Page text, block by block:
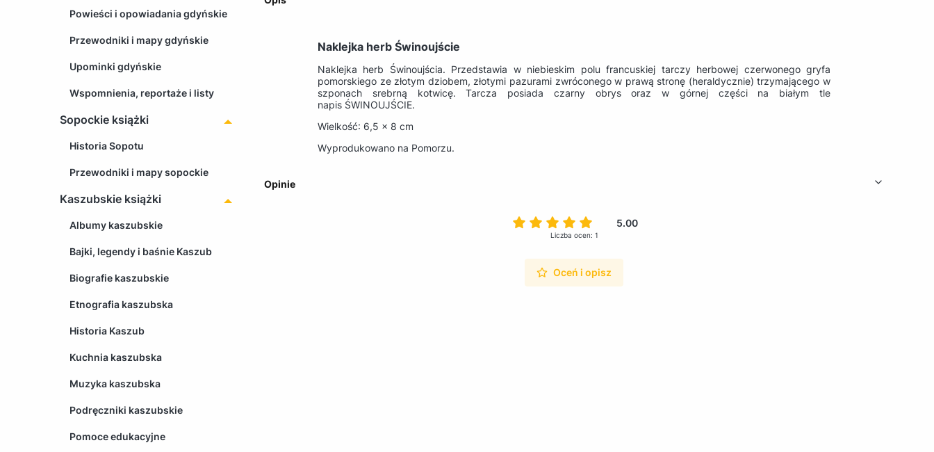
Powieści i opowiadania gdyńskie
Przewodniki i mapy gdyńskie
Upominki gdyńskie
Wspomnienia, reportaże i listy
Sopockie książki
Historia Sopotu
Przewodniki i mapy sopockie
Kaszubskie książki
Albumy kaszubskie
Bajki, legendy i baśnie Kaszub
Biografie kaszubskie
Etnografia kaszubska
Historia Kaszub
Kuchnia kaszubska
Muzyka kaszubska
Podręczniki kaszubskie
Pomoce edukacyjne
Naklejka herb Świnoujście
Naklejka herb Świnoujścia. Przedstawia w niebieskim polu francuskiej tarczy herbowej czerwonego gryfa
pomorskiego ze złotym dziobem, złotymi pazurami zwróconego w prawą stronę (heraldycznie) trzymającego w
szponach srebrną kotwicę. Tarcza posiada czarny obrys oraz w górnej części na białym tle
napis ŚWINOUJŚCIE.
Wielkość: 6,5 x 8 cm
Wyprodukowano na Pomorzu.
Opinie
5.00
Liczba ocen: 1
Oceń i opisz